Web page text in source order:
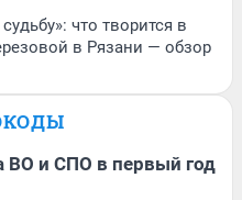
что творится в
в Рязани — обзор
ВО и СПО в первый год